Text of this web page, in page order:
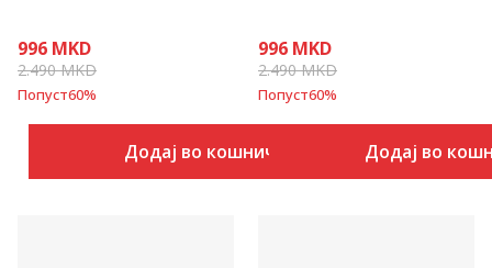
996 MKD
2.490MKD
Попуст60%
Додај во кошничка
996 MKD
2.490MKD
Попуст60%
Додај во